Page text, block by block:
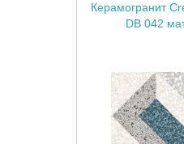
Керамогранит
DB 042